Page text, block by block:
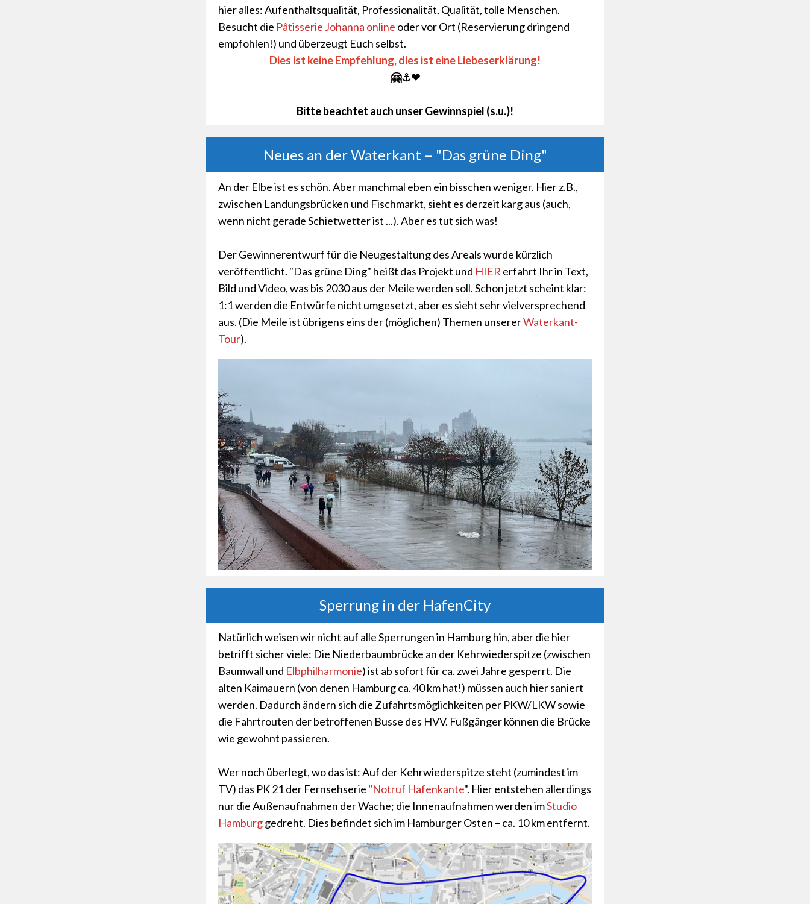
hier alles: Aufenthaltsqualität, Professionalität, Qualität, tolle Menschen.
Besucht die Pâtisserie Johanna online oder vor Ort (Reservierung dringend
empfohlen!) und überzeugt Euch selbst.
Dies ist keine Empfehlung, dies ist eine Liebeserklärung!
🤗⚓❤
Bitte beachtet auch unser Gewinnspiel (s.u.)!
Neues an der Waterkant – "Das grüne Ding"
An der Elbe ist es schön. Aber manchmal eben ein bisschen weniger. Hier z.B.,
zwischen Landungsbrücken und Fischmarkt, sieht es derzeit karg aus (auch,
wenn nicht gerade Schietwetter ist ...). Aber es tut sich was!
Der Gewinnerentwurf für die Neugestaltung des Areals wurde kürzlich
veröffentlicht. "Das grüne Ding" heißt das Projekt und HIER erfahrt Ihr in Text,
Bild und Video, was bis 2030 aus der Meile werden soll. Schon jetzt scheint klar:
1:1 werden die Entwürfe nicht umgesetzt, aber es sieht sehr vielversprechend
aus. (Die Meile ist übrigens eins der (möglichen) Themen unsererWaterkant-
Tour).
Sperrung in der HafenCity
Natürlich weisen wir nicht auf alle Sperrungen in Hamburg hin, aber die hier
betrifft sicher viele: Die Niederbaumbrücke an der Kehrwiederspitze (zwischen
Baumwall und Elbphilharmonie) ist ab sofort für ca. zwei Jahre gesperrt. Die
alten Kaimauern (von denen Hamburg ca. 40 km hat!) müssen auch hier saniert
werden. Dadurch ändern sich die Zufahrtsmöglichkeiten per PKW/LKW sowie
die Fahrtrouten der betroffenen Busse des HVV. Fußgänger können die Brücke
wie gewohnt passieren.
Wer noch überlegt, wo das ist: Auf der Kehrwiederspitze steht (zumindest im
TV) das PK 21 der Fernsehserie "Notruf Hafenkante". Hier entstehen allerdings
nur die Außenaufnahmen der Wache; die Innenaufnahmen werden imStudio
Hamburggedreht. Dies befindet sich im Hamburger Osten – ca. 10 km entfernt.